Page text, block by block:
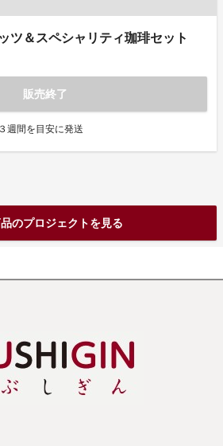
ツ＆スペシャリティ珈琲セット
販売終了
週間を目安に発送
のプロジェクトを見る